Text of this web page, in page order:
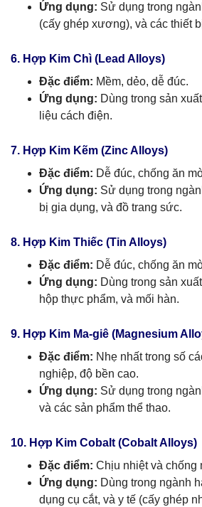
Ứng dụng: Sử dụng trong
(cấy ghép xương), và các thiết
6. Hợp Kim Chì (Lead Alloys)
Đặc điểm: Mềm, dẻo, dễ đúc.
Ứng dụng: Dùng trong sản
liệu cách điện.
7. Hợp Kim Kẽm (Zinc Alloys)
Đặc điểm: Dễ đúc, chống ăn
Ứng dụng: Sử dụng trong
bị gia dụng, và đồ trang sức.
8. Hợp Kim Thiếc (Tin Alloys)
Đặc điểm: Dễ đúc, chống ăn
Ứng dụng: Dùng trong sản
hộp thực phẩm, và mối hàn.
9. Hợp Kim Ma-giê (Magnesium
Đặc điểm: Nhẹ nhất trong số
nghiệp, độ bền cao.
Ứng dụng: Sử dụng trong
và các sản phẩm thể thao.
10. Hợp Kim Cobalt (Cobalt Alloys)
Đặc điểm: Chịu nhiệt và chống
Ứng dụng: Dùng trong ngành
dụng cụ cắt, và y tế (cấy ghép